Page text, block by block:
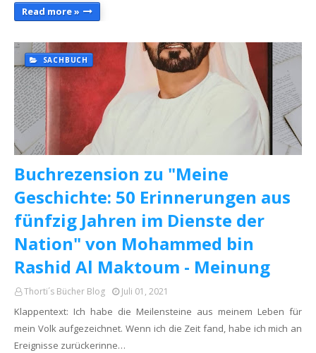
Read more »
SACHBUCH
Buchrezension zu "Meine
Geschichte: 50 Erinnerungen aus
fünfzig Jahren im Dienste der
Nation" von Mohammed bin
Rashid Al Maktoum - Meinung
Thorti´s Bücher Blog Juli 01, 2021
Klappentext: Ich habe die Meilensteine aus meinem Leben für
mein Volk aufgezeichnet. Wenn ich die Zeit fand, habe ich mich an
Ereignisse zurückerinne…